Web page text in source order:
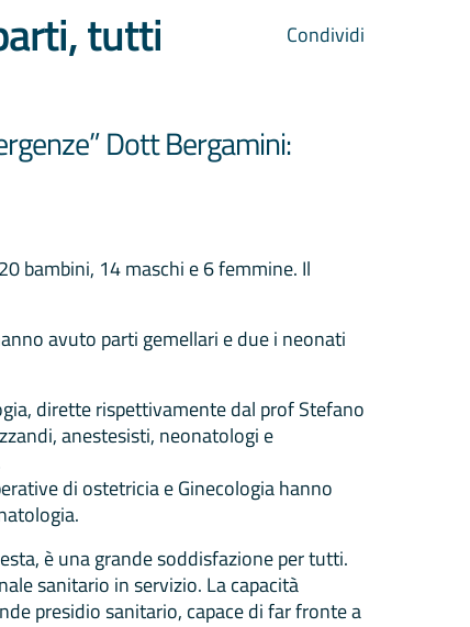
Condividi
tutti
Dott Bergamini:
bambini, 14 maschi e 6 femmine. Il
avuto parti gemellari e due i neonati
dirette rispettivamente dal prof Stefano
anestesisti, neonatologi e
di ostetricia e Ginecologia hanno
è una grande soddisfazione per tutti.
sanitario in servizio. La capacità
presidio sanitario, capace di far fronte a